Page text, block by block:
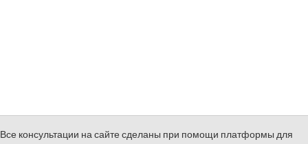
Все консультации на сайте сделаны при помощи платформы для